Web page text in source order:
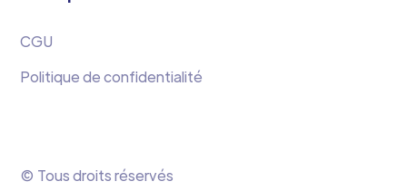
CGU
Politique de confidentialité
© Tous droits réservés